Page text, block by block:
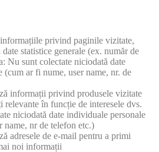
privind paginile vizitate,
statistice generale (ex. număr de
Nu sunt colectate niciodată date
(cum ar fi nume, user name, nr. de
informații privind produsele vizitate
relevante în funcție de interesele dvs.
niciodată date individuale personale
name, nr de telefon etc.)
adresele de e-mail pentru a primi
noi informații